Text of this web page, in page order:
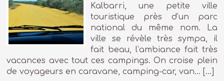
Kalbarri, une petite ville
touristique près d’un parc
national du même nom. La
ville se révèle très sympa, il
fait beau, l’ambiance fait très
vacances avec tout ces campings. On croise plein
de voyageurs en caravane, camping-car, van… […]